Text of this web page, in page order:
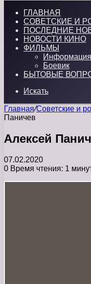
ГЛАВНАЯ
СОВЕТСКИЕ И
ПОСЛЕДНИЕ
НОВОСТИ КИНО
ФИЛЬМЫ
Информация
Боевик
БЫТОВЫЕ
Искать
Главная/Советские и
Паничев
Алексей
07.02.2020
0 Время чтения: 1